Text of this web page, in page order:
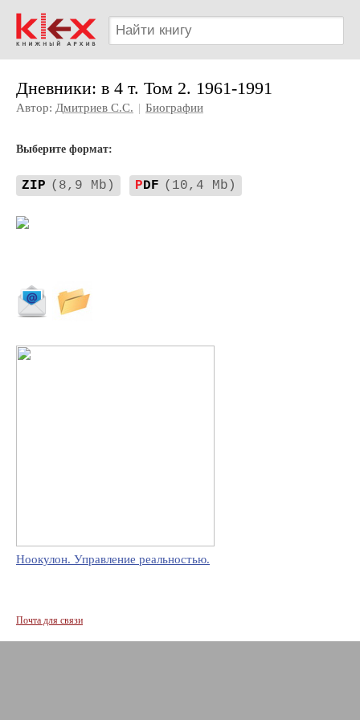
Дневники: в 4 т. Том 2. 1961-1991
Автор: Дмитриев С.С. | Биографии
Выберите формат:
ZIP (8,9 Mb) PDF (10,4 Mb)
Ноокулон. Управление реальностью.
Почта для связи